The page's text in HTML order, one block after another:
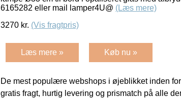
6165282 eller mail lamper4U@ (Læs mere)
3270 kr. (Vis fragtpris)
Læs mere » Køb nu »
De mest populære webshops i øjeblikket inden
gratis fragt, hurtig levering og prismatch på alle